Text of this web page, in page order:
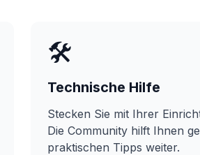
🛠️
Technische Hilfe
Stecken Sie mit Ihrer
Die Community hilft Ihnen
praktischen Tipps weiter.